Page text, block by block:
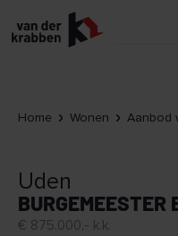
Home Wonen Aanbod
Uden
€ 875.000,- k.k.